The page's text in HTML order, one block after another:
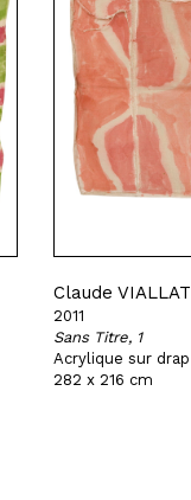
Claude VIALLAT
2011
Sans Titre, 1
Acrylique sur drap
282 x 216 cm